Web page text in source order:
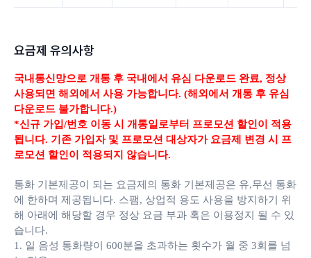
요금제 유의사항
국내통신망으로 개통 후 국내에서 유심 다운로드 완료, 정상
사용되면 해외에서 사용 가능합니다. (해외에서 개통 후 유심
다운로드 불가합니다.)
*신규 가입/번호 이동 시 개통일로부터 프로모션 할인이 적용
됩니다. 기존 가입자 및 프로모션 대상자가 요금제 변경 시 프
로모션 할인이 적용되지 않습니다.
통화 기본제공이 되는 요금제의 통화 기본제공은 유,무선 통화
에 한하며 제공됩니다. 스팸, 상업적 용도 사용을 방지하기 위
해 아래에 해당할 경우 정상 요금 부과 혹은 이용정지 될 수 있
습니다.
1. 일 음성 통화량이 600분을 초과하는 횟수가 월 중 3회를 넘